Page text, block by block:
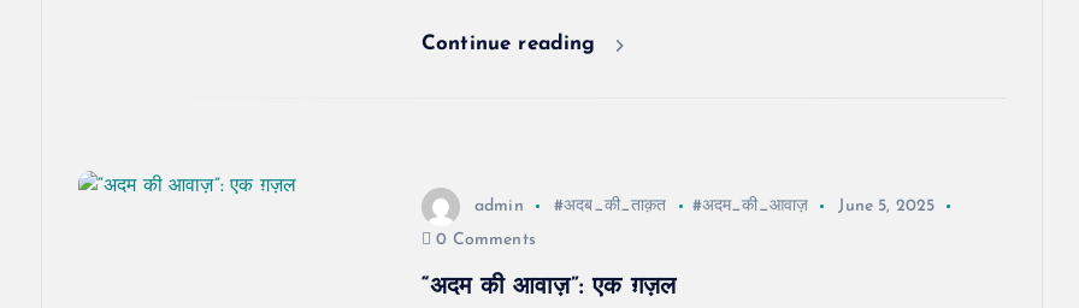
Continue reading
admin #अदब_की_ताक़त #अदम_की_आवाज़
June 5, 2025
0 Comments
“अदम की आवाज़”: एक ग़ज़ल